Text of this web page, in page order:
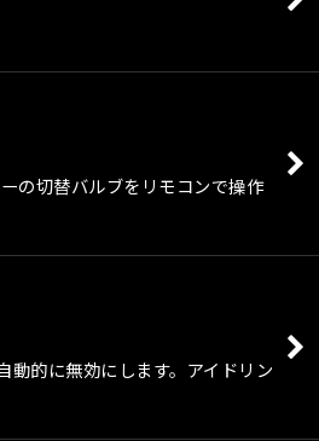
切替バルブをリモコンで操作
的に無効にします。アイドリン